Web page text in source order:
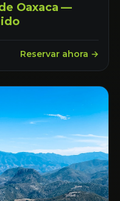
Oaxaca —
Reservar ahora →